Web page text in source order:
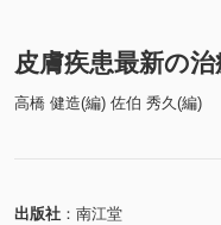
皮膚疾患最新の治
高橋 健造(編) 佐伯 秀久(編)
出版社
南江堂